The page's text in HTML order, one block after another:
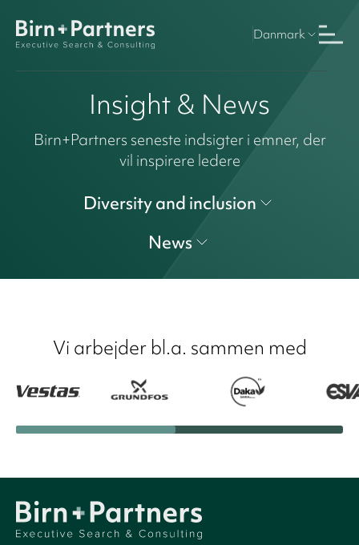
Danmark
Insight & News
Birn+Partners seneste indsigter i emner, der
vil inspirere ledere
Diversity and inclusion
News
Vi arbejder bl.a. sammen med